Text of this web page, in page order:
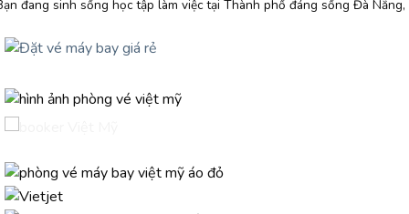
đang sinh sống học tập làm việc tại Thành phố đáng sống Đà Nẵng,